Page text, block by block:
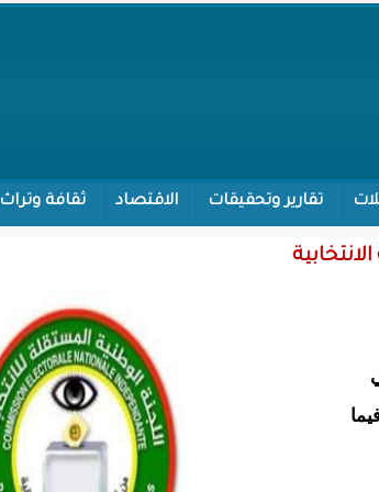
تقارير وتحقيقات الاقتصاد ثقافة وتراث
إبريل 2024 و 29 مايو 2024 ،فيما